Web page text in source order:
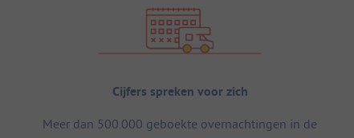
Cijfers spreken voor zich
Meer dan 500.000 geboekte overnachtingen in de